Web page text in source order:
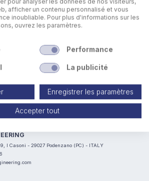
le niveau de qualité des produits
l’efficience et l’efficacité de Sideros
flux de création de la valeur, de la
jusqu’à à la mise en place.
I Casoni - 29027 Podenzano (PC) - ITALY
afficher un contenu personnalisé et vous
inoubliable. Pour plus d'informations sur les
ouvrez les paramètres.
Performance
La publicité
Enregistrer les paramètres
Accepter tout